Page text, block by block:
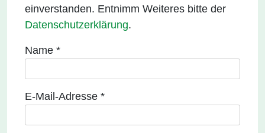
einverstanden. Entnimm Weiteres bitte der
Datenschutzerklärung.
Name *
E-Mail-Adresse *